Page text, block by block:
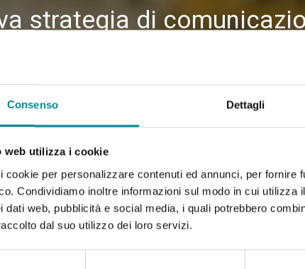
Consenso Dettagli
web utilizza i cookie
cookie per personalizzare contenuti ed annunci, per fornire
Condividiamo inoltre informazioni sul modo in cui
dati web, pubblicità e social media, i quali potrebbero
dal suo utilizzo dei loro servizi.
strategia di